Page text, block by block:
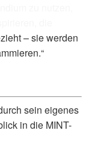
die
– sie werden
sein eigenes
in die MINT-